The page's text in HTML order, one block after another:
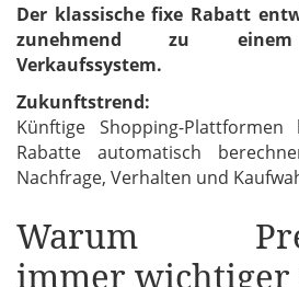
Der klassische fixe Rabatt
zunehmend zu einem
Verkaufssystem.
Zukunftstrend:
Künftige Shopping-
Rabatte automatisch
Nachfrage, Verhalten und
Warum
immer wichtiger